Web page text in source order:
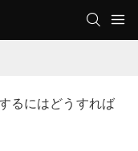
るにはどうすれば